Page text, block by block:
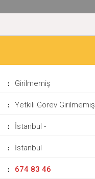
: Girilmemiş
: Yetkili Görev Girilmemiş
: İstanbul -
: İstanbul
: 674 83 46